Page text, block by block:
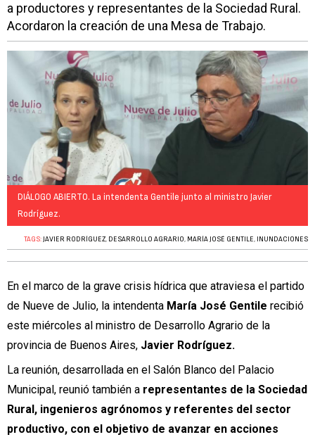
a productores y representantes de la Sociedad Rural.
Acordaron la creación de una Mesa de Trabajo.
DIÁLOGO ABIERTO. La intendenta Gentile junto al ministro Javier
Rodríguez.
TAGS:JAVIER RODRÍGUEZ, DESARROLLO AGRARIO, MARÍA JOSÉ GENTILE, INUNDACIONES
En el marco de la grave crisis hídrica que atraviesa el partido
de Nueve de Julio, la intendenta María José Gentile recibió
este miércoles al ministro de Desarrollo Agrario de la
provincia de Buenos Aires, Javier Rodríguez.
La reunión, desarrollada en el Salón Blanco del Palacio
Municipal, reunió también a representantes de la Sociedad
Rural, ingenieros agrónomos y referentes del sector
productivo, con el objetivo de avanzar en acciones